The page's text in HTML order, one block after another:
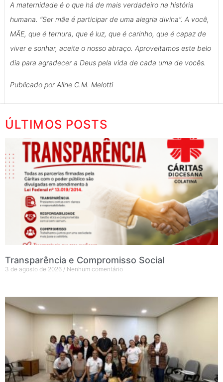
A maternidade é o que há de mais verdadeiro na história
humana. “Ser mãe é participar de uma alegria divina”. A você,
MÃE, que é ternura, que é luz, que é carinho, que é capaz de
viver e sonhar, aceite o nosso abraço. Aproveitamos este belo
dia para agradecer a Deus pela vida de cada uma de vocês.
Publicado por Aline C.M. Melotti
ÚLTIMOS POSTS
Transparência e Compromisso Social
3 de agosto de 2026 Nenhum comentário